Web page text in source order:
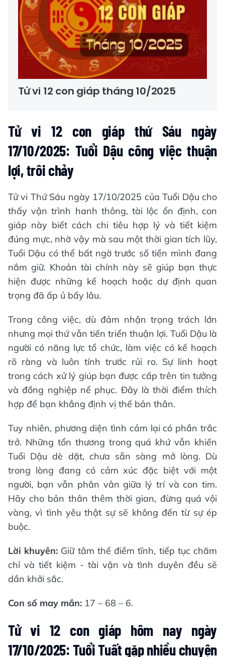
Tử vi 12 con giáp tháng 10/2025
Tử vi 12 con giáp thứ Sáu ngày
17/10/2025: Tuổi Dậu công việc thuận
lợi, trôi chảy
Tử vi Thứ Sáu ngày 17/10/2025 của Tuổi Dậu cho
thấy vận trình hanh thông, tài lộc ổn định, con
giáp này biết cách chi tiêu hợp lý và tiết kiệm
đúng mực, nhờ vậy mà sau một thời gian tích lũy,
Tuổi Dậu có thể bất ngờ trước số tiền mình đang
nắm giữ. Khoản tài chính này sẽ giúp bạn thực
hiện được những kế hoạch hoặc dự định quan
trọng đã ấp ủ bấy lâu.
Trong công việc, dù đảm nhận trọng trách lớn
nhưng mọi thứ vẫn tiến triển thuận lợi. Tuổi Dậu là
người có năng lực tổ chức, làm việc có kế hoạch
rõ ràng và luôn tính trước rủi ro. Sự linh hoạt
trong cách xử lý giúp bạn được cấp trên tin tưởng
và đồng nghiệp nể phục. Đây là thời điểm thích
hợp để bạn khẳng định vị thế bản thân.
Tuy nhiên, phương diện tình cảm lại có phần trắc
trở. Những tổn thương trong quá khứ vẫn khiến
Tuổi Dậu dè dặt, chưa sẵn sàng mở lòng. Dù
trong lòng đang có cảm xúc đặc biệt với một
người, bạn vẫn phân vân giữa lý trí và con tim.
Hãy cho bản thân thêm thời gian, đừng quá vội
vàng, vì tình yêu thật sự sẽ không đến từ sự ép
buộc.
Lời khuyên: Giữ tâm thế điềm tĩnh, tiếp tục chăm
chỉ và tiết kiệm - tài vận và tình duyên đều sẽ
dần khởi sắc.
Con số may mắn: 17 – 68 – 6.
Tử vi 12 con giáp hôm nay ngày
17/10/2025: Tuổi Tuất gặp nhiều chuyện